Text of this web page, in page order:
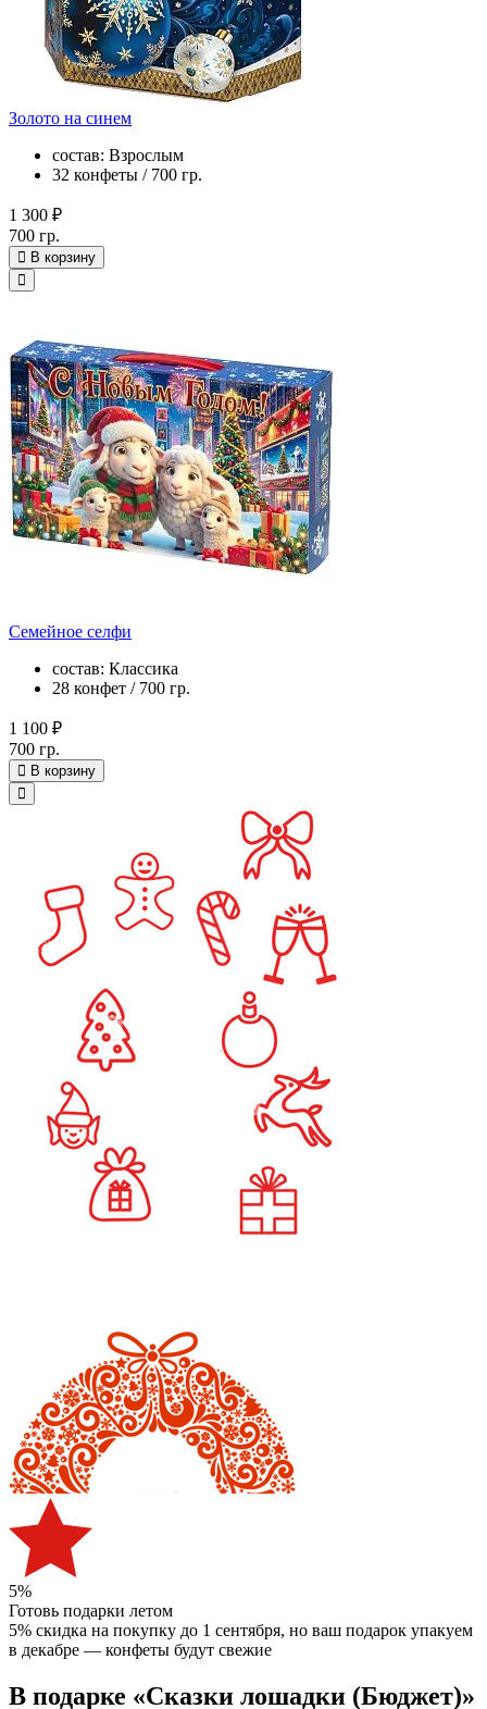
Золото на синем
состав: Взрослым
32 конфеты / 700 гр.
1 300 ₽
700 гр.
В корзину
Семейное селфи
состав: Классика
28 конфет / 700 гр.
1 100 ₽
700 гр.
В корзину
5%
Готовь подарки летом
5% скидка на покупку до 1 сентября, но ваш подарок упакуем
в декабре — конфеты будут свежие
В подарке «Сказки лошадки (Бюджет)»